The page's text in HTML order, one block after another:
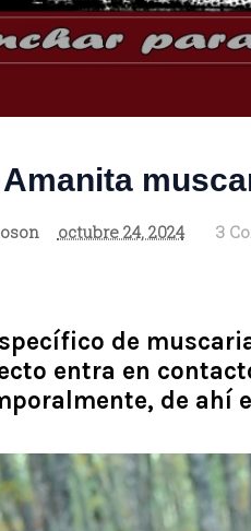
Amanita
octubre 24, 2024 3
de
entra en
de ahí